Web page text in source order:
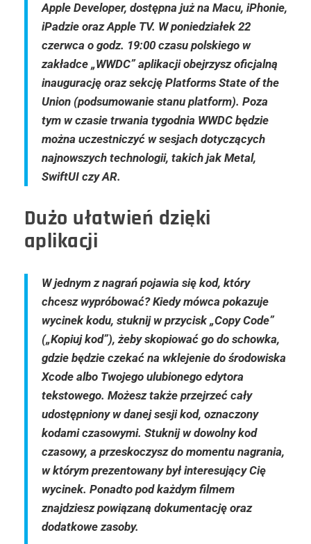
Apple Developer, dostępna już na Macu, iPhonie,
iPadzie oraz Apple TV. W poniedziałek 22
czerwca o godz. 19:00 czasu polskiego w
zakładce „WWDC” aplikacji obejrzysz oficjalną
inaugurację oraz sekcję Platforms State of the
Union (podsumowanie stanu platform). Poza
tym w czasie trwania tygodnia WWDC będzie
można uczestniczyć w sesjach dotyczących
najnowszych technologii, takich jak Metal,
SwiftUI czy AR.
Dużo ułatwień dzięki
aplikacji
W jednym z nagrań pojawia się kod, który
chcesz wypróbować? Kiedy mówca pokazuje
wycinek kodu, stuknij w przycisk „Copy Code”
(„Kopiuj kod”), żeby skopiować go do schowka,
gdzie będzie czekać na wklejenie do środowiska
Xcode albo Twojego ulubionego edytora
tekstowego. Możesz także przejrzeć cały
udostępniony w danej sesji kod, oznaczony
kodami czasowymi. Stuknij w dowolny kod
czasowy, a przeskoczysz do momentu nagrania,
w którym prezentowany był interesujący Cię
wycinek. Ponadto pod każdym filmem
znajdziesz powiązaną dokumentację oraz
dodatkowe zasoby.